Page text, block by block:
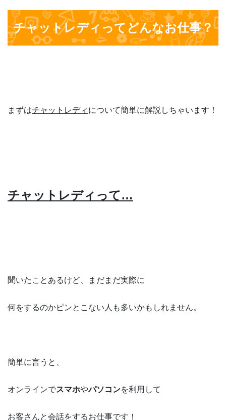
チャットレディってどんなお仕事？
まずはチャットレディ について簡単に解説しちゃいます！
チャットレディって…
聞いたことあるけど、まだまだ実際に
何をするのかピンとこない人も多いかもしれません。
簡単に言うと、
オンラインでスマホやパソコンを利用して
お客さんと会話をするお仕事です！